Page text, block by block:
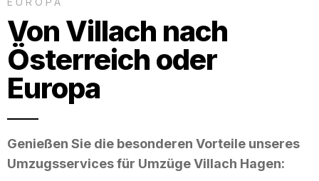
Von Villach nach
Österreich oder
Europa
Genießen Sie die besonderen Vorteile unseres
Umzugsservices für Umzüge Villach Hagen: